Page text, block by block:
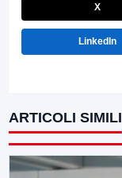
X
LinkedIn
ARTICOLI SIMILI